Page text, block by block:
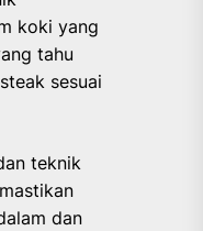
koki yang
tahu
sesuai
teknik
dan